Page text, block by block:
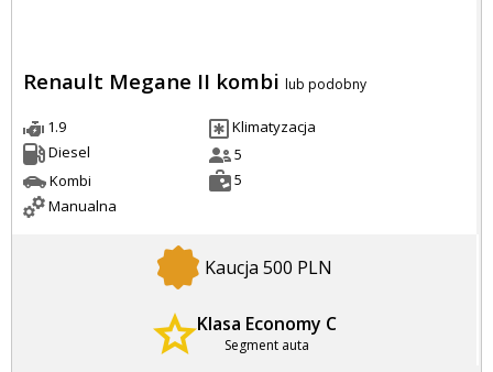
Renault Megane II kombi lub podobny
1.9
Diesel
Kombi
Manualna
Klimatyzacja
5
5
Kaucja 500 PLN
Klasa Economy C
Segment auta